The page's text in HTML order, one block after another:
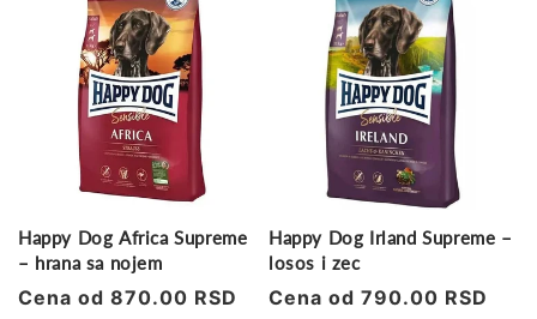
Happy Dog Africa Supreme
– hrana sa nojem
Regularna
Cena od 870.00 RSD
Happy Dog Irland Supreme –
losos i zec
Regularna
Cena od 790.00 RSD